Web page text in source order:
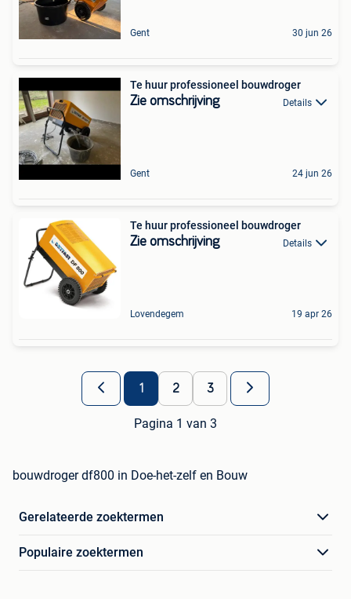
Gent 30 jun 26
Te huur professioneel bouwdroger
Zie omschrijving Details
Gent 24 jun 26
Te huur professioneel bouwdroger
Zie omschrijving Details
Lovendegem 19 apr 26
1 2 3
Pagina 1 van 3
bouwdroger df800 in Doe-het-zelf en Bouw
Gerelateerde zoektermen
Populaire zoektermen